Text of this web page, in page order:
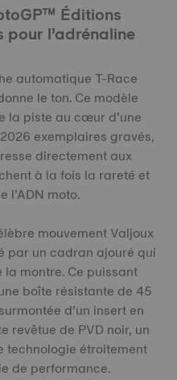
Éditions
l’adrénaline
automatique T-Race
le ton. Ce modèle
la piste au cœur d’une
exemplaires gravés,
directement aux
à la fois la rareté et
l’ADN moto.
mouvement Valjoux
par un cadran ajouré qui
montre. Ce puissant
boîte résistante de 45
d’un insert en
revêtue de PVD noir, un
technologie étroitement
de performance.